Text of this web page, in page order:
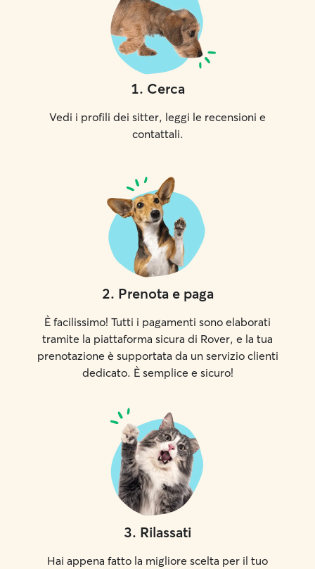
1. Cerca
Vedi i profili dei sitter, leggi le recensioni e
contattali.
2. Prenota e paga
È facilissimo! Tutti i pagamenti sono elaborati
tramite la piattaforma sicura di Rover, e la tua
prenotazione è supportata da un servizio clienti
dedicato. È semplice e sicuro!
3. Rilassati
Hai appena fatto la migliore scelta per il tuo